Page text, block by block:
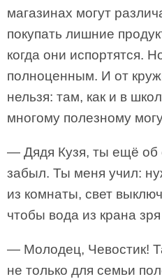
магазинах могут
покупать лишние
когда они испортятся.
полноценным. И от
нельзя: там, как и в
многому полезному
— Дядя Кузя, ты ещё об
забыл. Ты меня учил:
из комнаты, свет
чтобы вода из крана
— Молодец, Чевостик!
не только для семьи